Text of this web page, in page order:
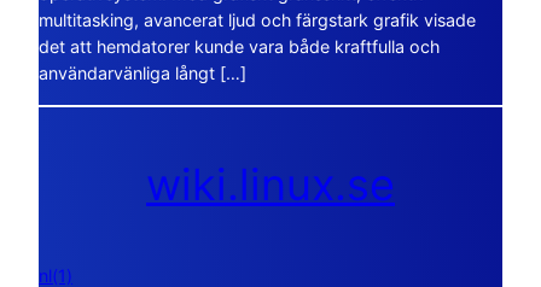
multitasking, avancerat ljud och färgstark grafik visade
det att hemdatorer kunde vara både kraftfulla och
användarvänliga långt […]
wiki.linux.se
nl(1)